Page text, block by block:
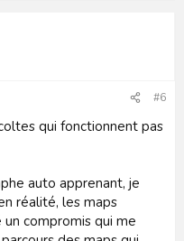
#6
qui fonctionnent pas
auto apprenant, je
réalité, les maps
un compromis qui me